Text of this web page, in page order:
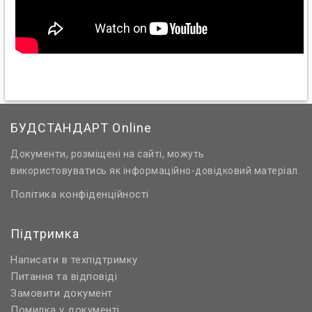
БУДСТАНДАРТ Online
Документи, розміщені на сайті, можуть
використовуватись як інформаційно-довідковий матеріал.
Політика конфіденційності
Підтримка
Написати в техпідтримку
Питання та відповіді
Замовити документ